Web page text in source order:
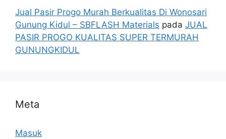
Jual Pasir Progo Murah Berkualitas Di Wonosari
Gunung Kidul – SBFLASH Materials pada JUAL
PASIR PROGO KUALITAS SUPER TERMURAH
GUNUNGKIDUL
Meta
Masuk